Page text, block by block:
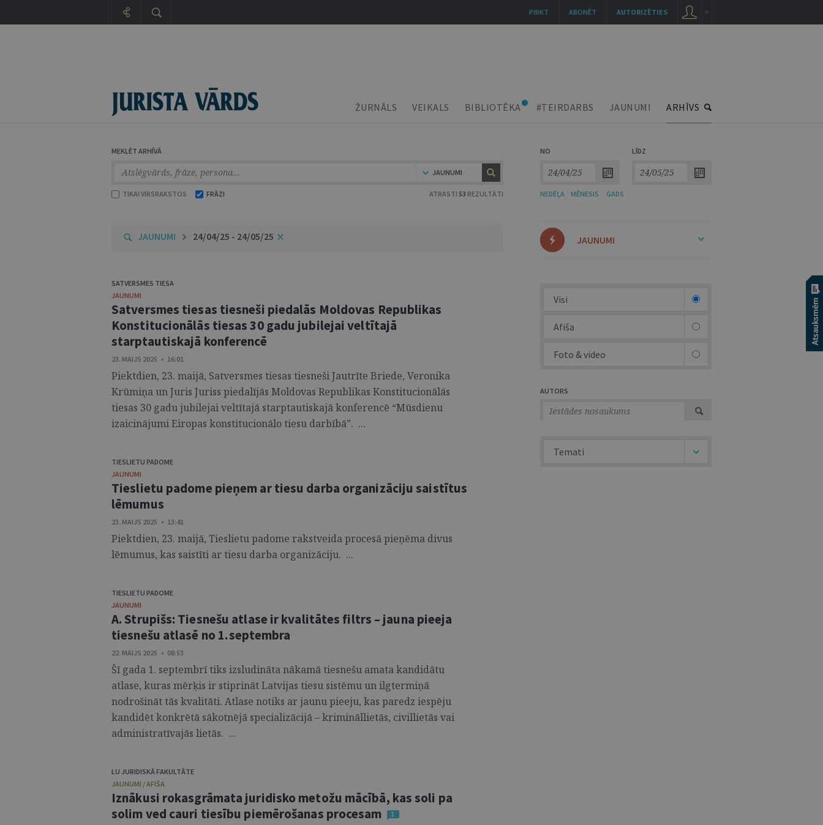
ŽURNĀLS VEIKALS BIBLIOTĒKA #TEIRDARBS JAUNUMI ARHĪVS
MEKLĒT ARHĪVĀ
JAUNUMI
TIKAI VIRSRAKSTOS FRĀZI ATRASTI 53 REZULTĀTI
NO LĪDZ
NEDĒĻA MĒNESIS GADS
JAUNUMI 24/04/25 - 24/05/25
SATVERSMES TIESA
JAUNUMI
Satversmes tiesas tiesneši piedalās Moldovas Republikas
Konstitucionālās tiesas 30 gadu jubilejai veltītajā
starptautiskajā konferencē
23. MAIJS 2025 • 16:01
Piektdien, 23. maijā, Satversmes tiesas tiesneši Jautrīte Briede, Veronika
Krūmiņa un Juris Juriss piedalījās Moldovas Republikas Konstitucionālās
tiesas 30 gadu jubilejai veltītajā starptautiskajā konferencē “Mūsdienu
izaicinājumi Eiropas konstitucionālo tiesu darbībā”. ...
TIESLIETU PADOME
JAUNUMI
Tieslietu padome pieņem ar tiesu darba organizāciju saistītus
lēmumus
23. MAIJS 2025 • 13:41
Piektdien, 23. maijā, Tieslietu padome rakstveida procesā pieņēma divus
lēmumus, kas saistīti ar tiesu darba organizāciju. ...
TIESLIETU PADOME
JAUNUMI
A. Strupišs: Tiesnešu atlase ir kvalitātes filtrs – jauna pieeja
tiesnešu atlasē no 1. septembra
22. MAIJS 2025 • 08:53
Šī gada 1. septembrī tiks izsludināta nākamā tiesnešu amata kandidātu
atlase, kuras mērķis ir stiprināt Latvijas tiesu sistēmu un ilgtermiņā
nodrošināt tās kvalitāti. Atlase notiks ar jaunu pieeju, kas paredz iespēju
kandidēt konkrētā sākotnējā specializācijā – krimināllietās, civillietās vai
administratīvajās lietās. ...
LU JURIDISKĀ FAKULTĀTE
JAUNUMI / AFIŠA
Iznākusi rokasgrāmata juridisko metožu mācībā, kas soli pa
solim ved cauri tiesību piemērošanas procesam
1
JAUNUMI
Visi
Afiša
Foto & video
AUTORS
Temati
AUTORIZĒTIES
ABONĒT
PIRKT